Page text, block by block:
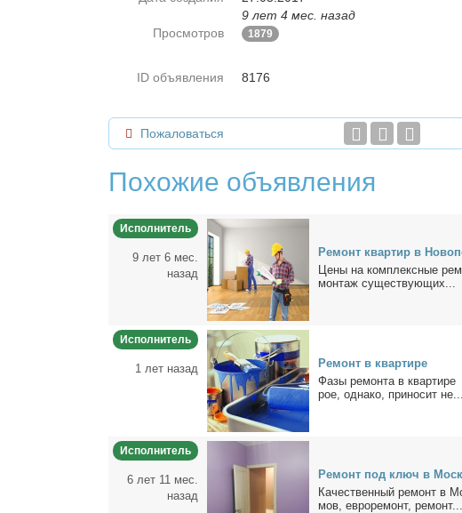
9 лет 4 мес. назад
Просмотров
1879
ID объявления 8176
Пожаловаться
Похожие объявления
Исполнитель
9 лет 6 мес.
назад
Ре­монт квар­тир в
Це­ны на ком­плекс­ные
мон­таж су­ще­ству­ю­щих...
Исполнитель
1 лет назад
Ре­монт в квар­ти­ре
Фа­зы ре­мон­та в квар­ти­ре
рое, од­на­ко, при­но­сит не...
Исполнитель
6 лет 11 мес.
назад
Ре­монт под ключ в
Ка­че­ствен­ный ре­монт в
мов, ев­ро­ре­монт, ре­монт...